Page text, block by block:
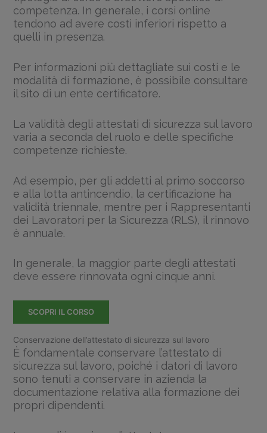
competenza. In generale, i corsi online
tendono ad avere costi inferiori rispetto a
quelli in presenza.
Per informazioni più dettagliate sui costi e le
modalità di formazione, è possibile consultare
il sito di un ente certificatore.
La validità degli attestati di sicurezza sul lavoro
varia a seconda del ruolo e delle specifiche
competenze richieste.
Ad esempio, per gli addetti al primo soccorso
e alla lotta antincendio, la certificazione ha
validità triennale, mentre per i Rappresentanti
dei Lavoratori per la Sicurezza (RLS), il rinnovo
è annuale.
In generale, la maggior parte degli attestati
deve essere rinnovata ogni cinque anni.
SCOPRI IL CORSO
Conservazione dell’attestato di sicurezza sul lavoro
È fondamentale conservare l’attestato di
sicurezza sul lavoro, poiché i datori di lavoro
sono tenuti a conservare in azienda la
documentazione relativa alla formazione dei
propri dipendenti.